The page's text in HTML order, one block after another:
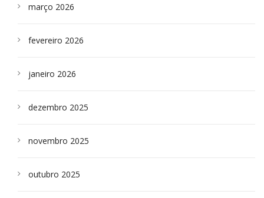
março 2026
fevereiro 2026
janeiro 2026
dezembro 2025
novembro 2025
outubro 2025